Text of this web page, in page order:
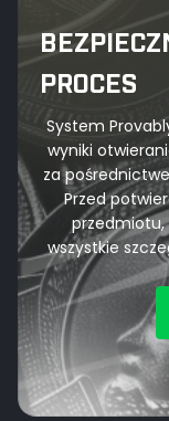
PROCES
System
wyniki
za
Przed
przedmiotu,
wszystkie